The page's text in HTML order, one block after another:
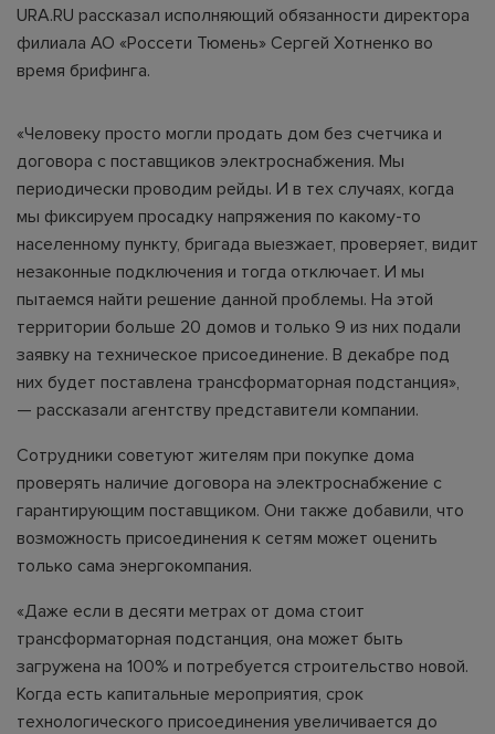
URA.RU рассказал исполняющий обязанности директора
филиала АО «Россети Тюмень» Сергей Хотненко во
время брифинга.
«Человеку просто могли продать дом без счетчика и
договора с поставщиков электроснабжения. Мы
периодически проводим рейды. И в тех случаях, когда
мы фиксируем просадку напряжения по какому-то
населенному пункту, бригада выезжает, проверяет, видит
незаконные подключения и тогда отключает. И мы
пытаемся найти решение данной проблемы. На этой
территории больше 20 домов и только 9 из них подали
заявку на техническое присоединение. В декабре под
них будет поставлена трансформаторная подстанция»,
— рассказали агентству представители компании.
Сотрудники советуют жителям при покупке дома
проверять наличие договора на электроснабжение с
гарантирующим поставщиком. Они также добавили, что
возможность присоединения к сетям может оценить
только сама энергокомпания.
«Даже если в десяти метрах от дома стоит
трансформаторная подстанция, она может быть
загружена на 100% и потребуется строительство новой.
Когда есть капитальные мероприятия, срок
технологического присоединения увеличивается до